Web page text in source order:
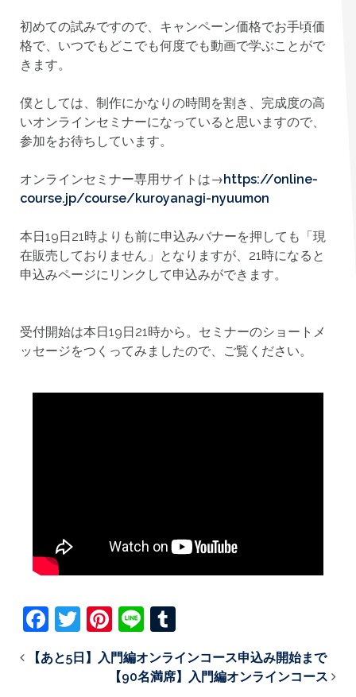
初めての試みですので、キャンペーン価格でお手頃価
格で、いつでもどこでも何度でも動画で学ぶことがで
きます。
僕としては、制作にかなりの時間を割き、完成度の高
いオンラインセミナーになっていると思いますので、
参加をお待ちしています。
オンラインセミナー専用サイトは→https://online-
course.jp/course/kuroyanagi-nyuumon
本日19日21時よりも前に申込みバナーを押しても「現
在販売しておりません」となりますが、21時になると
申込みページにリンクして申込みができます。
受付開始は本日19日21時から。セミナーのショートメ
ッセージをつくってみましたので、ご覧ください。
Facebook
Twitter
Pinterest
Line
【あと5日】入門編オンラインコース申込み開始まで
【90名満席】入門編オンラインコース